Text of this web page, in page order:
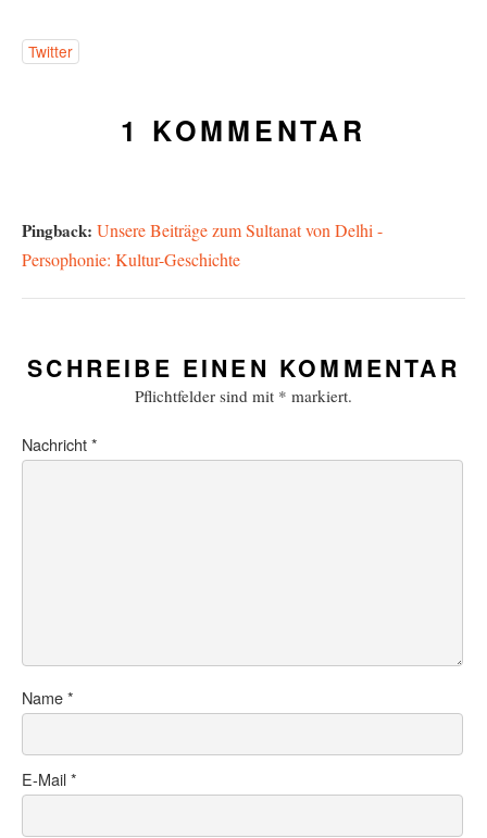
Twitter
1 KOMMENTAR
Pingback: Unsere Beiträge zum Sultanat von Delhi -
Persophonie: Kultur-Geschichte
SCHREIBE EINEN KOMMENTAR
Pflichtfelder sind mit * markiert.
Nachricht*
Name*
E-Mail*